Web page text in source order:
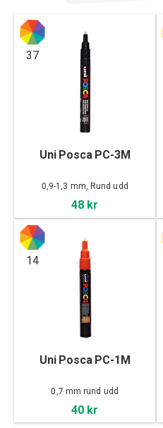
37
Uni Posca PC-3M
0,9-1,3 mm, Rund udd
48 kr
14
Uni Posca PC-1M
0,7 mm rund udd
40 kr